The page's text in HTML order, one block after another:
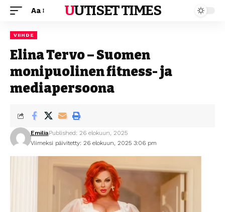
Aa UUTISET TIMES
VIIHDE
Elina Tervo – Suomen
monipuolinen fitness- ja
mediapersoona
Viimeksi päivitetty: 26 elokuun, 2025 3:06 pm
EmiliaPublished: 26 elokuun, 2025